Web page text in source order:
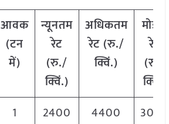
आवक
(टन
में)
न्यूनतम
रेट
(रु./
क्विं.)
अधिकतम
रेट (रु./
क्विं.)
मोडल
रेट
(रु
क्विं
1 2400 4400
3000